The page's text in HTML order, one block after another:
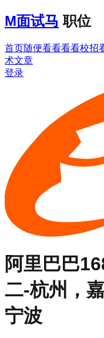
M面试马 职位
首页随便看看看看校招
术文章
登录
阿里巴巴
二-杭州，
宁波